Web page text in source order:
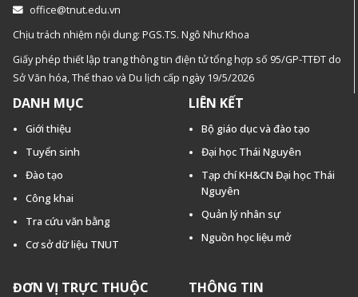
office@tnut.edu.vn
Chịu trách nhiệm nội dung: PGS.TS. Ngô Như Khoa
Giấy phép thiết lập trang thông tin điện tử tổng hợp số 95/GP-TTĐT do
Sở Văn hóa, Thế thao và Du lịch cấp ngày 19/5/2026
DANH MỤC
Giới thiệu
Tuyển sinh
Đào tạo
Công khai
Tra cứu văn bằng
Cơ sở dữ liệu TNUT
LIÊN KẾT
Bộ giáo dục và đào tạo
Đại học Thái Nguyên
Tạp chí KH&CN Đại học Thái
Nguyên
Quản lý nhân sự
Nguồn học liệu mở
ĐƠN VỊ TRỰC THUỘC THÔNG TIN